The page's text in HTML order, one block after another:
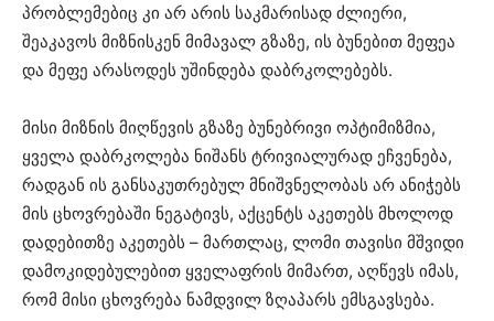
პრობლემებიც კი არ არის საკმარისად ძლიერი,
შეაკავოს მიზნისკენ მიმავალ გზაზე, ის ბუნებით მეფეა
და მეფე არასოდეს უშინდება დაბრკოლებებს.
მისი მიზნის მიღწევის გზაზე ბუნებრივი ოპტიმიზმია,
ყველა დაბრკოლება ნიშანს ტრივიალურად ეჩვენება,
რადგან ის განსაკუთრებულ მნიშვნელობას არ ანიჭებს
მის ცხოვრებაში ნეგატივს, აქცენტს აკეთებს მხოლოდ
დადებითზე აკეთებს – მართლაც, ლომი თავისი მშვიდი
დამოკიდებულებით ყველაფრის მიმართ, აღწევს იმას,
რომ მისი ცხოვრება ნამდვილ ზღაპარს ემსგავსება.